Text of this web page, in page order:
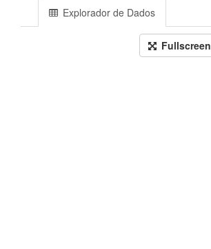
Explorador de Dados
Fullscreen